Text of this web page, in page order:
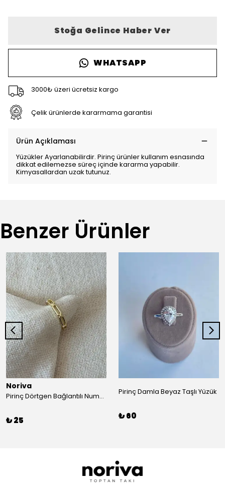
Stoğa Gelince Haber Ver
WHATSAPP
3000₺ üzeri ücretsiz kargo
Çelik ürünlerde kararmama garantisi
Ürün Açıklaması
Yüzükler Ayarlanabilirdir. Pirinç ürünler kullanım esnasında
dikkat edilemezse süreç içinde kararma yapabilir.
Kimyasallardan uzak tutunuz.
Benzer Ürünler
Noriva
Pirinç Dörtgen Bağlantılı Numaralı Yüzük
₺ 25
Pirinç Damla Beyaz Taşlı Yüzük
₺ 60